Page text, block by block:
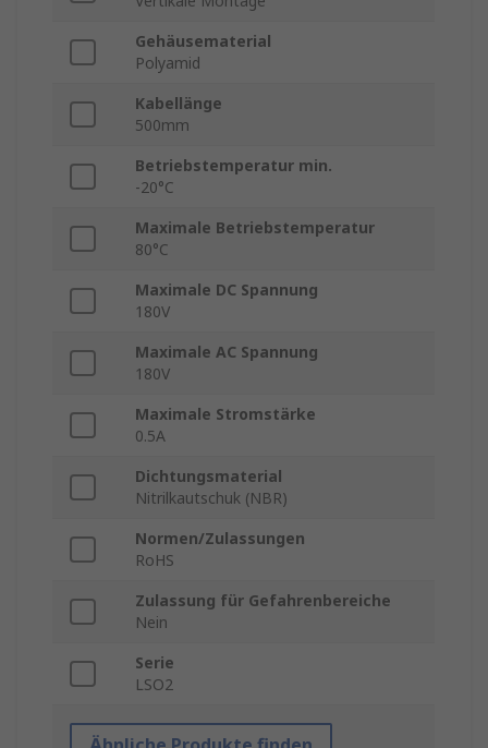
Gehäusematerial
Polyamid
Kabellänge
500mm
Betriebstemperatur min.
-20°C
Maximale Betriebstemperatur
80°C
Maximale DC Spannung
180V
Maximale AC Spannung
180V
Maximale Stromstärke
0.5A
Dichtungsmaterial
Nitrilkautschuk (NBR)
Normen/Zulassungen
RoHS
Zulassung für Gefahrenbereiche
Nein
Serie
LSO2